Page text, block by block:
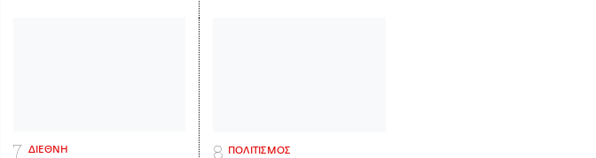
ΔΙΕΘΝΗ ΠΟΛΙΤΙΣΜΟΣ